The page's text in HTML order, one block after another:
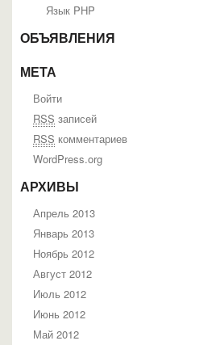
Язык PHP
ОБЪЯВЛЕНИЯ
МЕТА
Войти
RSS записей
RSS комментариев
WordPress.org
АРХИВЫ
Апрель 2013
Январь 2013
Ноябрь 2012
Август 2012
Июль 2012
Июнь 2012
Май 2012